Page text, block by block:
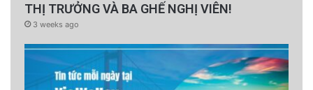
THỊ TRƯỞNG VÀ BA GHẾ NGHỊ VIÊN!
3 weeks ago